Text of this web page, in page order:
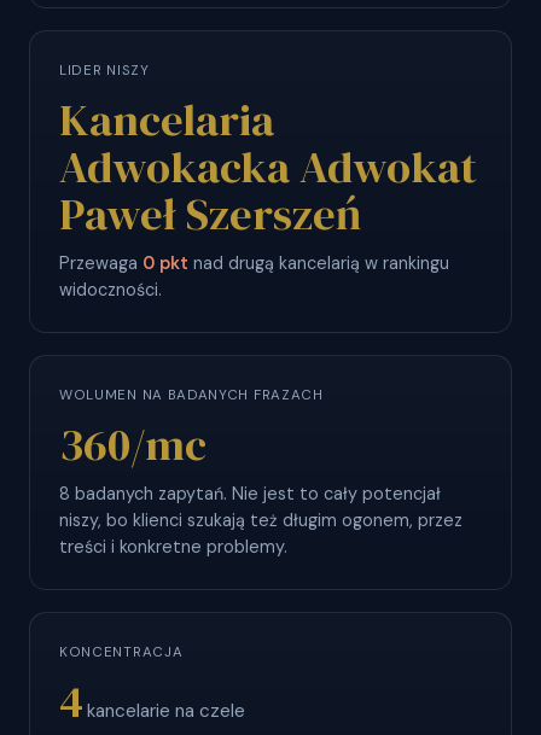
LIDER NISZY
Kancelaria
Adwokacka Adwokat
Paweł Szerszeń
Przewaga 0 pkt nad drugą kancelarią w rankingu
widoczności.
WOLUMEN NA BADANYCH FRAZACH
360/mc
8 badanych zapytań. Nie jest to cały potencjał
niszy, bo klienci szukają też długim ogonem, przez
treści i konkretne problemy.
KONCENTRACJA
4 kancelarie na czele